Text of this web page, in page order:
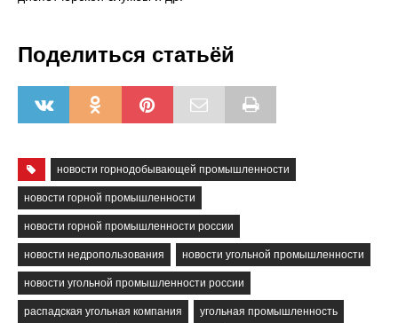
Поделиться статьёй
новости горнодобывающей промышленности
новости горной промышленности
новости горной промышленности россии
новости недропользования новости угольной промышленности
новости угольной промышленности россии
распадская угольная компания угольная промышленность